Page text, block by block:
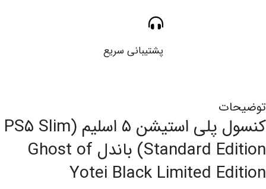
پشتیبانی سریع
توضیحات
کنسول پلی استیشن ۵ اسلیم (PS۵ Slim
Standard Edition) باندل Ghost of
Yotei Black Limited Edition